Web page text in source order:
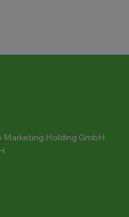
Marketing Holding GmbH